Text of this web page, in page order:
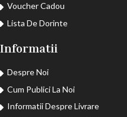
Voucher Cadou
Lista De Dorinte
Informatii
Despre Noi
Cum Publici La Noi
Informatii Despre Livrare